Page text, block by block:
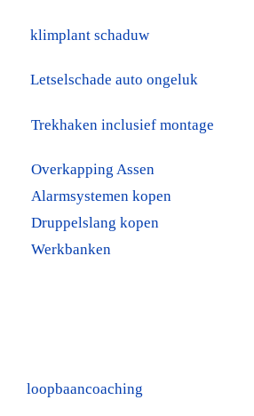
klimplant schaduw
Letselschade auto ongeluk
Trekhaken inclusief montage
Overkapping Assen
Alarmsystemen kopen
Druppelslang kopen
Werkbanken
loopbaancoaching